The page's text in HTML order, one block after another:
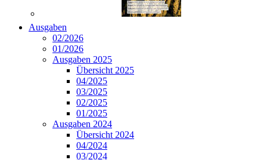
Ausgaben
02/2026
01/2026
Ausgaben 2025
Übersicht 2025
04/2025
03/2025
02/2025
01/2025
Ausgaben 2024
Übersicht 2024
04/2024
03/2024